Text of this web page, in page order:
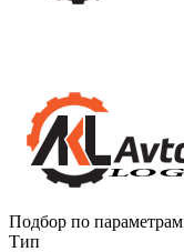
Подбор по параметрам
Тип